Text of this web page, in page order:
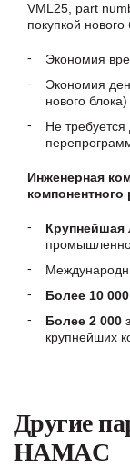
VML25, part
покупкой нового
Экономия
Экономия
нового блока)
Не
Инженерная
Крупнейшая
Более 10 000
Более 2 000
крупнейших
Другие
HAMAC